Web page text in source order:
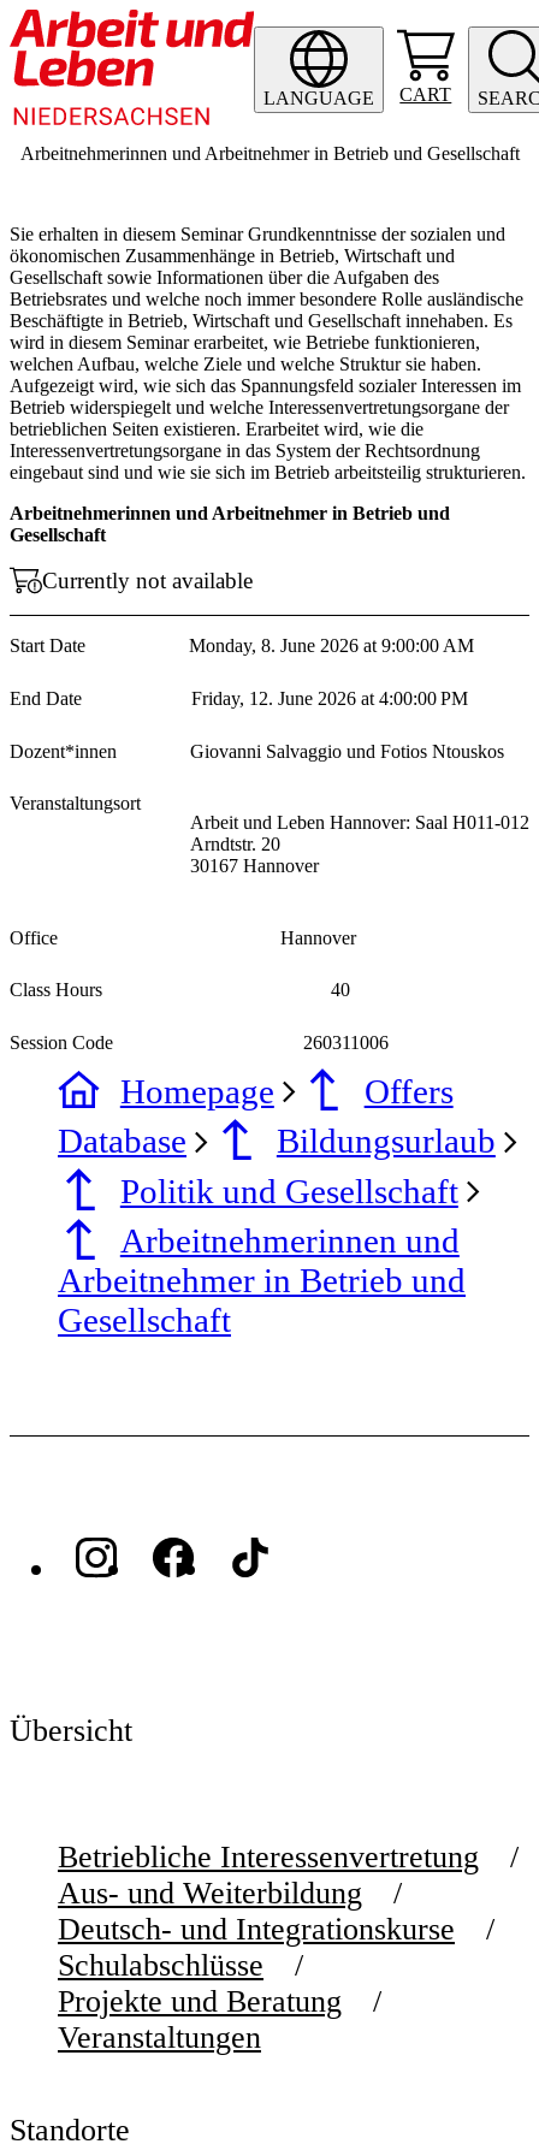
LANGUAGE CART
Arbeitnehmerinnen und Arbeitnehmer in Betrieb und Gesellschaft
Sie erhalten in diesem Seminar Grundkenntnisse der sozialen und
ökonomischen Zusammenhänge in Betrieb, Wirtschaft und
Gesellschaft sowie Informationen über die Aufgaben des
Betriebsrates und welche noch immer besondere Rolle ausländische
Beschäftigte in Betrieb, Wirtschaft und Gesellschaft innehaben. Es
wird in diesem Seminar erarbeitet, wie Betriebe funktionieren,
welchen Aufbau, welche Ziele und welche Struktur sie haben.
Aufgezeigt wird, wie sich das Spannungsfeld sozialer Interessen im
Betrieb widerspiegelt und welche Interessenvertretungsorgane der
betrieblichen Seiten existieren. Erarbeitet wird, wie die
Interessenvertretungsorgane in das System der Rechtsordnung
eingebaut sind und wie sie sich im Betrieb arbeitsteilig strukturieren.
Arbeitnehmerinnen und Arbeitnehmer in Betrieb und
Gesellschaft
Currently not available
Start Date Monday, 8. June 2026 at 9:00:00 AM
End Date Friday, 12. June 2026 at 4:00:00 PM
Dozent*innen Giovanni Salvaggio und Fotios Ntouskos
Veranstaltungsort
Arbeit und Leben Hannover: Saal H011-012
Arndtstr. 20
30167 Hannover
Office Hannover
Class Hours 40
Session Code 260311006
Homepage
Offers
Database
Bildungsurlaub
Politik und Gesellschaft
Arbeitnehmerinnen und
Arbeitnehmer in Betrieb und
Gesellschaft
Übersicht
Betriebliche Interessenvertretung
Aus- und Weiterbildung
Deutsch- und Integrationskurse
Schulabschlüsse
Projekte und Beratung
Veranstaltungen
Standorte